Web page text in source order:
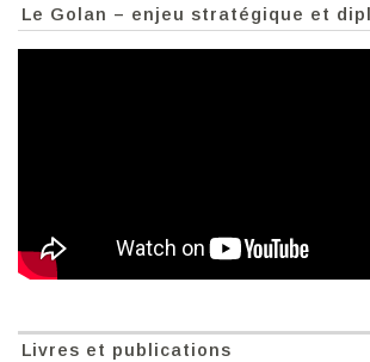
Le Golan – enjeu stratégique et
Livres et publications